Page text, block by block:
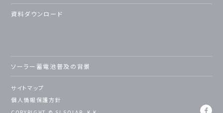
資料ダウンロード
ソーラー蓄電池普及の背景
サイトマップ
個人情報保護方針